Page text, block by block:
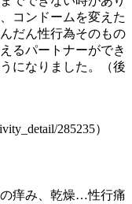
コンドームを変えた
だん性行為そのもの
るパートナーができ
になりました。（後
285235）
痒み、乾燥…性行痛